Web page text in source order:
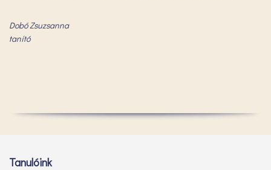
Dobó Zsuzsanna
tanító
Tanulóink